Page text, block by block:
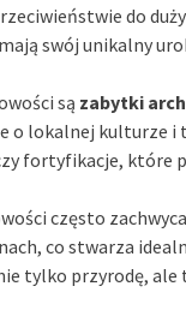
do
swój unikalny
są zabytki
lokalnej kulturze i
fortyfikacje, które
często
co stwarza
tylko przyrodę,